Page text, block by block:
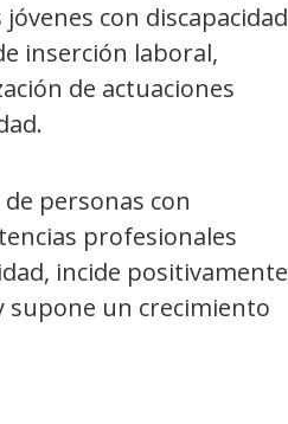
con discapacidad
inserción laboral,
de actuaciones
personas con
profesionales
incide positivamente
supone un crecimiento